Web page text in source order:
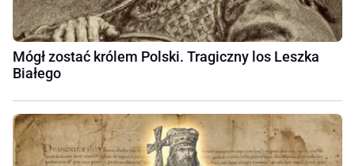
Mógł zostać królem Polski. Tragiczny los Leszka
Białego